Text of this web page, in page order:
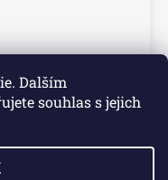
Dalším
souhlas s jejich